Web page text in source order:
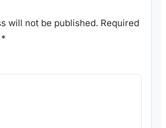
will not be published. Required
*